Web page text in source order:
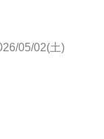
05/02(土)